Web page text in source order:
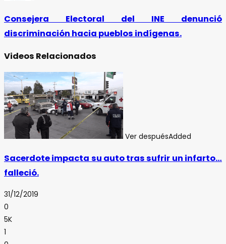
Consejera Electoral del INE denunció
discriminación hacia pueblos indígenas.
Videos Relacionados
Ver despuésAdded
Sacerdote impacta su auto tras sufrir un infarto…
falleció.
31/12/2019
0
5K
1